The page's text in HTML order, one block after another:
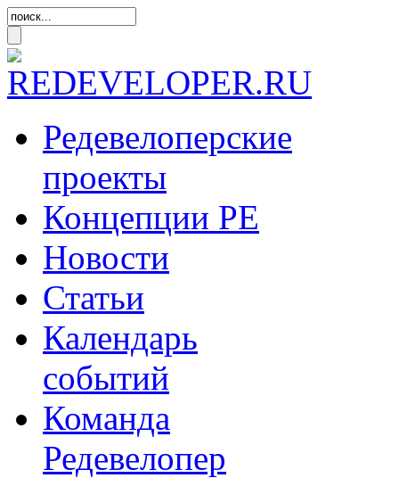
Редевелоперские
проекты
Концепции РЕ
Новости
Статьи
Календарь
событий
Команда
Редевелопер